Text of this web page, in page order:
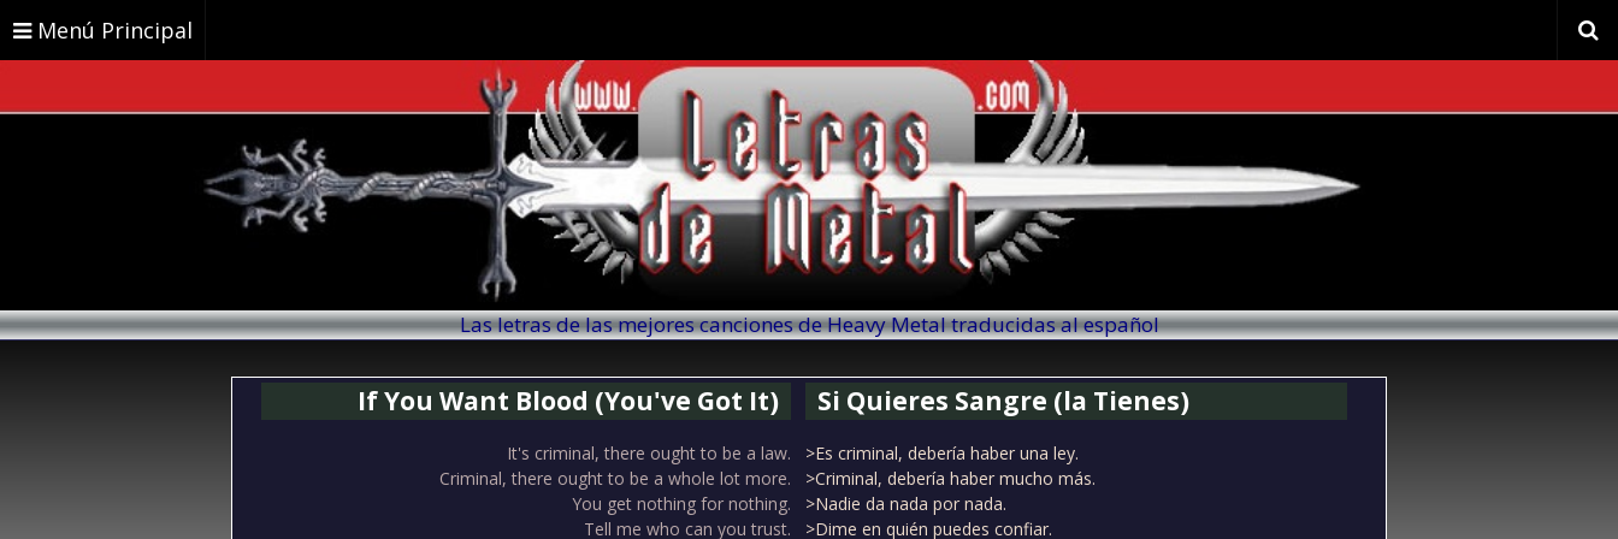
Menú Principal
Las letras de las mejores canciones de Heavy Metal traducidas al español
If You Want Blood (You've Got It) Si Quieres Sangre (la Tienes)
It's criminal, there ought to be a law.
Criminal, there ought to be a whole lot more.
You get nothing for nothing.
Tell me who can you trust.
>Es criminal, debería haber una ley.
>Criminal, debería haber mucho más.
>Nadie da nada por nada.
>Dime en quién puedes confiar.